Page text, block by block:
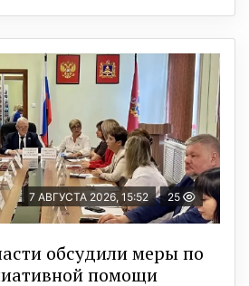
7 АВГУСТА 2026, 15:52 25
обсудили меры по
помощи